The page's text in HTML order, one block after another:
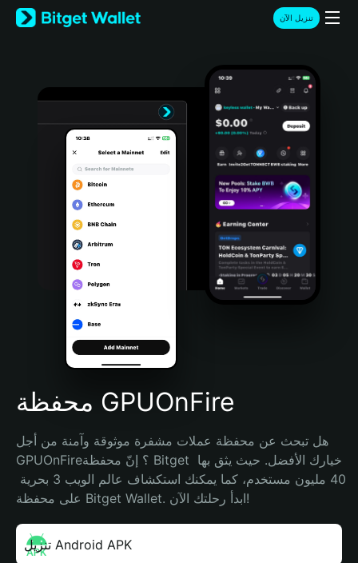
English
日本語
Türkçe
Português (Portugal)
Bahasa Indonesia
Português (Brasil)
Español (Argentina)
تنزيل الآن
محفظة GPUOnFire
هل تبحث عن محفظة عملات مشفرة موثوقة وآمنة من أجل
GPUOnFire؟ إنّ محفظة Bitget خيارك الأفضل. حيث يثق بها
على محفظة Bitget Wallet. ابدأ رحلتك الآن!
تنزيل Android APK